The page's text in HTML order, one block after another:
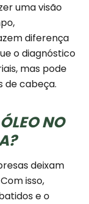
uma visão
diferença
o diagnóstico
mas pode
de cabeça.
NO
deixam
isso,
e o